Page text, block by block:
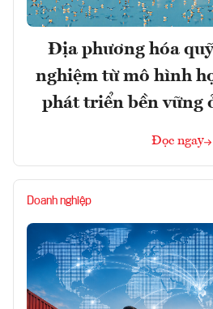
Địa phương hóa
nghiệm từ mô hình
phát triển bền vững
Đọc ngay
Doanh nghiệp